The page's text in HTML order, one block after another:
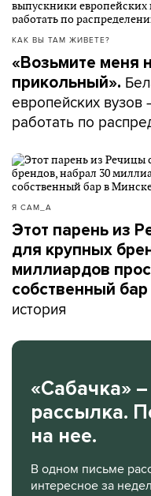
КАК ВЫ ТАМ ЖИВЕТЕ?
«Возьмите меня
прикольный».
европейских вузов
работать по
Я САМ_А
Этот парень из
для крупных
миллиардов
собственный
история
«Сабачка»
рассылка.
на нее.
В одном письме
интересное за